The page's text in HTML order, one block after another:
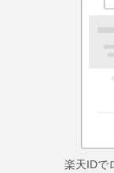
楽天IDで